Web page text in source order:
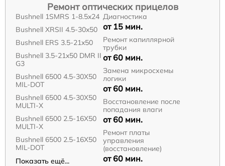
Ремонт оптических прицелов
Bushnell 1SMRS 1-8.5x24
Bushnell XRSII 4.5-30x50
Bushnell ERS 3.5-21x50
Bushnell 3.5-21x50 DMR II
G3
Bushnell 6500 4.5-30X50
MIL-DOT
Bushnell 6500 4.5-30X50
MULTI-X
Bushnell 6500 2.5-16X50
MULTI-X
Bushnell 6500 2.5-16X50
MIL-DOT
Показать ещё...
Диагностика
от 15 мин.
Ремонт капиллярной
трубки
от 60 мин.
Замена микросхемы
логики
от 60 мин.
Восстановление после
попадания влаги
от 60 мин.
Ремонт платы
управления
(восстановление)
от 60 мин.